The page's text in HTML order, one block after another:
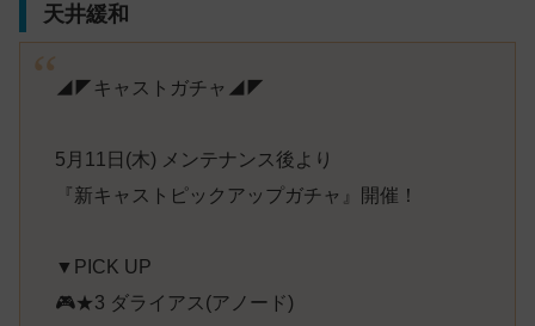
天井緩和
◢◤キャストガチャ◢◤
5月11日(木) メンテナンス後より
『新キャストピックアップガチャ』開催！
▼PICK UP
🎮★3 ダライアス(アノード)